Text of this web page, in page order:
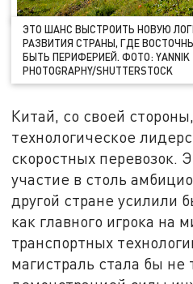
ЭТО ШАНС ВЫСТРОИТЬ НОВУЮ
РАЗВИТИЯ СТРАНЫ, ГДЕ
БЫТЬ ПЕРИФЕРИЕЙ. ФОТО: YANNIK
PHOTOGRAPHY/SHUTTERSTOCK
Китай, со своей
технологическое
скоростных перевозок.
участие в столь
другой стране усилили
как главного игрока на
транспортных
магистраль стала бы не